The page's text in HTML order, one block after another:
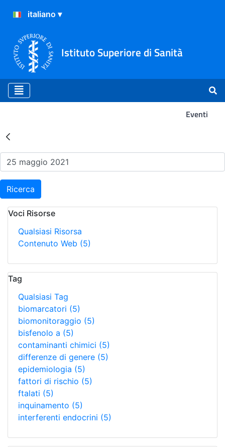
Istituto Superiore di Sanità
Eventi
Risultati della Ricerca -
Ricerca
Voci Risorse
Qualsiasi Risorsa
Contenuto Web (5)
Tag
Qualsiasi Tag
biomarcatori (5)
biomonitoraggio (5)
bisfenolo a (5)
contaminanti chimici (5)
differenze di genere (5)
epidemiologia (5)
fattori di rischio (5)
ftalati (5)
inquinamento (5)
interferenti endocrini (5)